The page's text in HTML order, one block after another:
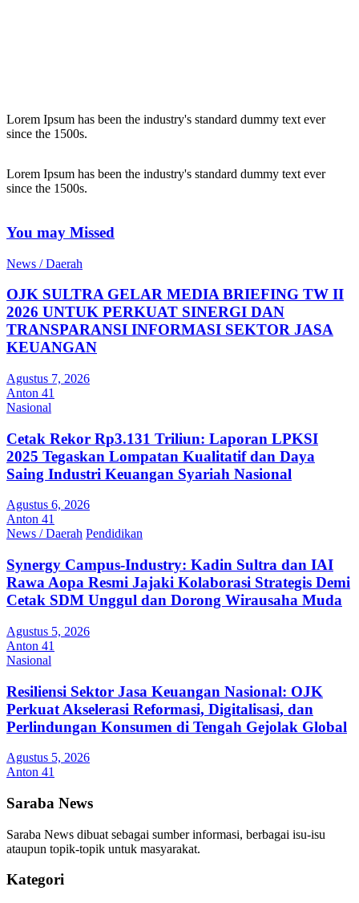
Lorem Ipsum has been the industry's standard dummy text ever
since the 1500s.
Lorem Ipsum has been the industry's standard dummy text ever
since the 1500s.
You may Missed
News / Daerah
OJK SULTRA GELAR MEDIA BRIEFING TW II
2026 UNTUK PERKUAT SINERGI DAN
TRANSPARANSI INFORMASI SEKTOR JASA
KEUANGAN
Agustus 7, 2026
Anton 41
Nasional
Cetak Rekor Rp3.131 Triliun: Laporan LPKSI
2025 Tegaskan Lompatan Kualitatif dan Daya
Saing Industri Keuangan Syariah Nasional
Agustus 6, 2026
Anton 41
News / Daerah Pendidikan
Synergy Campus-Industry: Kadin Sultra dan IAI
Rawa Aopa Resmi Jajaki Kolaborasi Strategis Demi
Cetak SDM Unggul dan Dorong Wirausaha Muda
Agustus 5, 2026
Anton 41
Nasional
Resiliensi Sektor Jasa Keuangan Nasional: OJK
Perkuat Akselerasi Reformasi, Digitalisasi, dan
Perlindungan Konsumen di Tengah Gejolak Global
Agustus 5, 2026
Anton 41
Saraba News
Saraba News dibuat sebagai sumber informasi, berbagai isu-isu
ataupun topik-topik untuk masyarakat.
Kategori